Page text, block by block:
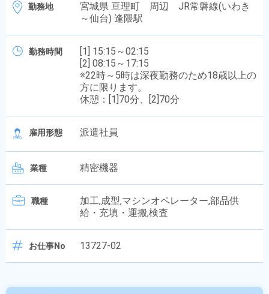
勤務地
宮城県 亘理町 周辺 JR常磐線(いわき
～仙台) 逢隈駅
勤務時間
[1] 15:15～02:15
[2] 08:15～17:15
※22時～5時は深夜勤務のため18歳以上の
方に限ります。
休憩：[1]70分、[2]70分
雇用形態 派遣社員
業種 精密機器
職種
加工,成型,マシンオペレーター,部品供
給・充填・運搬,検査
お仕事No 13727-02